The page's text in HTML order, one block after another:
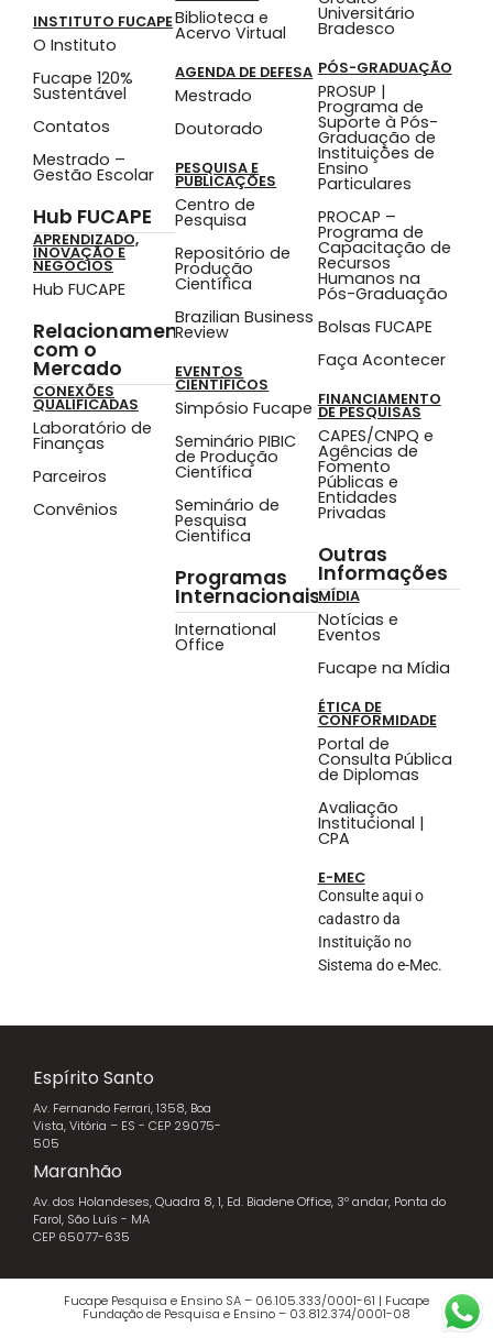
INSTITUTO FUCAPE
O Instituto
Fucape 120%
Sustentável
Contatos
Mestrado –
Gestão Escolar
Hub FUCAPE
APRENDIZADO,
INOVAÇÃO E
NEGÓCIOS
Hub FUCAPE
Relacionamento
com o
Mercado
CONEXÕES
QUALIFICADAS
Laboratório de
Finanças
Parceiros
Convênios
Biblioteca e
Acervo Virtual
AGENDA DE DEFESA
Mestrado
Doutorado
PESQUISA E
PUBLICAÇÕES
Centro de
Pesquisa
Repositório de
Produção
Científica
Brazilian Business
Review
EVENTOS
CIENTÍFICOS
Simpósio Fucape
Seminário PIBIC
de Produção
Científica
Seminário de
Pesquisa
Cientifica
Programas
Internacionais
International
Office
Universitário
Bradesco
PÓS-GRADUAÇÃO
PROSUP |
Programa de
Suporte à Pós-
Graduação de
Instituições de
Ensino
Particulares
PROCAP –
Programa de
Capacitação de
Recursos
Humanos na
Pós-Graduação
Bolsas FUCAPE
Faça Acontecer
FINANCIAMENTO
DE PESQUISAS
CAPES/CNPQ e
Agências de
Fomento
Públicas e
Entidades
Privadas
Outras
Informações
MÍDIA
Notícias e
Eventos
Fucape na Mídia
ÉTICA DE
CONFORMIDADE
Portal de
Consulta Pública
de Diplomas
Avaliação
Institucional |
CPA
E-MEC
Consulte aqui o
cadastro da
Instituição no
Sistema do e-Mec.
Espírito Santo
Av. Fernando Ferrari, 1358, Boa
Vista, Vitória – ES - CEP 29075-
505
Maranhão
Av. dos Holandeses, Quadra 8, 1, Ed. Biadene Office, 3º andar, Ponta do
Farol, São Luís - MA
CEP 65077-635
Fucape Pesquisa e Ensino SA – 06.105.333/0001-61 | Fucape
Fundação de Pesquisa e Ensino – 03.812.374/0001-08